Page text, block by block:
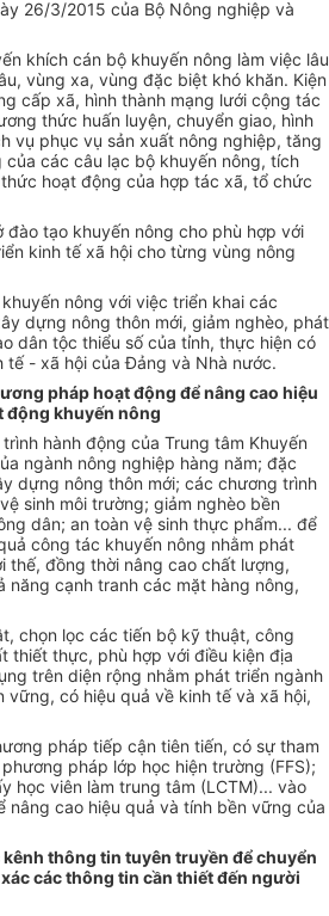
26/3/2015 của Bộ Nông nghiệp và
khích cán bộ khuyến nông làm việc lâu
vùng xa, vùng đặc biệt khó khăn. Kiện
cấp xã, hình thành mạng lưới cộng tác
thức huấn luyện, chuyển giao, hình
vụ phục vụ sản xuất nông nghiệp, tăng
các câu lạc bộ khuyến nông, tích
hoạt động của hợp tác xã, tổ chức
đào tạo khuyến nông cho phù hợp với
kinh tế xã hội cho từng vùng nông
nông với việc triển khai các
dựng nông thôn mới, giảm nghèo, phát
dân tộc thiểu số của tỉnh, thực hiện có
tế - xã hội của Đảng và Nhà nước.
pháp hoạt động để nâng cao hiệu
động khuyến nông
hành động của Trung tâm Khuyến
ngành nông nghiệp hàng năm; đặc
dựng nông thôn mới; các chương trình
sinh môi trường; giảm nghèo bền
dân; an toàn vệ sinh thực phẩm... để
công tác khuyến nông nhằm phát
thế, đồng thời nâng cao chất lượng,
năng cạnh tranh các mặt hàng nông,
chọn lọc các tiến bộ kỹ thuật, công
thiết thực, phù hợp với điều kiện địa
trên diện rộng nhằm phát triển ngành
vững, có hiệu quả về kinh tếvà xã hội,
pháp tiếp cận tiên tiến, có sự tham
phương pháp lớp học hiện trường (FFS);
học viên làm trung tâm (LCTM)... vào
nâng cao hiệu quả và tính bền vững của
kênh thông tin tuyên truyền để chuyển
các thông tin cần thiết đến người